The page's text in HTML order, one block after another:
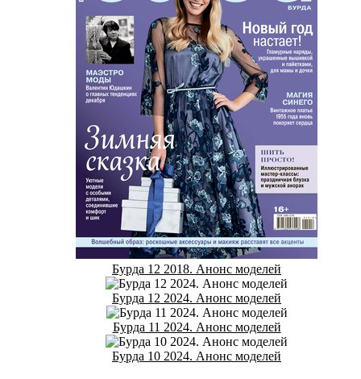
Бурда 12 2018. Анонс моделей
Бурда 12 2024. Анонс моделей
Бурда 11 2024. Анонс моделей
Бурда 10 2024. Анонс моделей